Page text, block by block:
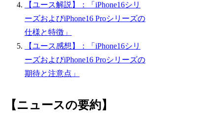
【ユース解説】：「iPhone16シリ
ーズおよびiPhone16 Proシリーズの
仕様と特徴」
【ユース感想】：「iPhone16シリ
ーズおよびiPhone16 Proシリーズの
期待と注意点」
【ニュースの要約】